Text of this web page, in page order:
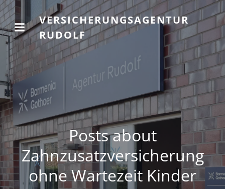
VERSICHERUNGSAGENTUR
RUDOLF
Posts about
Zahnzusatzversicherung
ohne Wartezeit Kinder